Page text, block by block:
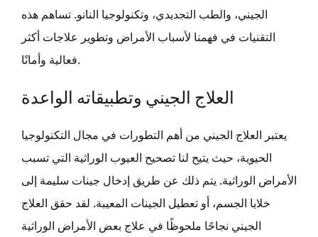
الجيني، والطب التجديدي، وتكنولوجيا النانو. تساهم هذه
التقنيات في فهمنا لأسباب الأمراض وتطوير علاجات أكثر
فعالية وأمانًا.
العلاج الجيني وتطبيقاته الواعدة
يعتبر العلاج الجيني من أهم التطورات في مجال التكنولوجيا
الحيوية، حيث يتيح لنا تصحيح العيوب الوراثية التي تسبب
الأمراض الوراثية. يتم ذلك عن طريق إدخال جينات سليمة إلى
خلايا الجسم، أو تعطيل الجينات المعيبة. لقد حقق العلاج
الجيني نجاحًا ملحوظًا في علاج بعض الأمراض الوراثية